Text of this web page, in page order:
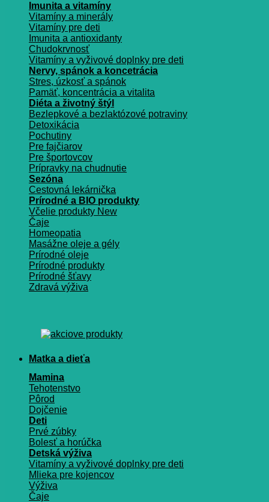
Imunita a vitamíny
Vitamíny a minerály
Vitamíny pre deti
Imunita a antioxidanty
Chudokrvnosť
Vitamíny a vyživové doplnky pre deti
Nervy, spánok a koncetrácia
Stres, úzkosť a spánok
Pamäť, koncentrácia a vitalita
Diéta a životný štýl
Bezlepkové a bezlaktózové potraviny
Detoxikácia
Pochutiny
Pre fajčiarov
Pre športovcov
Prípravky na chudnutie
Sezóna
Cestovná lekárnička
Prírodné a BIO produkty
Včelie produkty
Čaje
Homeopatia
Masážne oleje a gély
Prírodné oleje
Prírodné produkty
Prírodné šťavy
Zdravá výživa
Matka a dieťa
Mamina
Tehotenstvo
Pôrod
Dojčenie
Deti
Prvé zúbky
Bolesť a horúčka
Detská výživa
Vitamíny a vyživové doplnky pre deti
Mlieka pre kojencov
Výživa
Čaje